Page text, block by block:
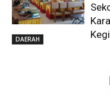
DAERAH